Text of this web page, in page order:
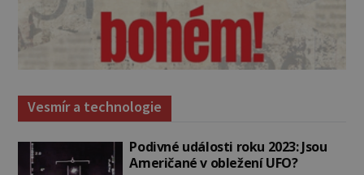
Vesmír a technologie
Podivné události roku 2023: Jsou
Američané v obležení UFO?